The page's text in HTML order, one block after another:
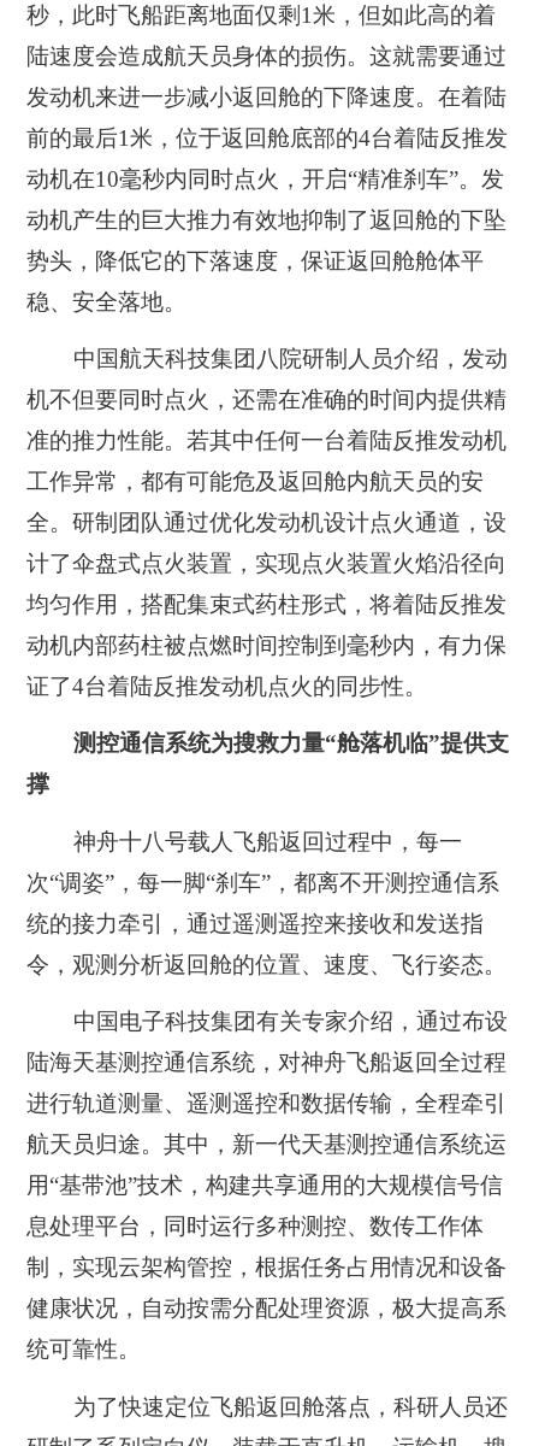
秒，此时飞船距离地面仅剩1米，但如此高的着
陆速度会造成航天员身体的损伤。这就需要通过
发动机来进一步减小返回舱的下降速度。在着陆
前的最后1米，位于返回舱底部的4台着陆反推发
动机在10毫秒内同时点火，开启“精准刹车”。发
动机产生的巨大推力有效地抑制了返回舱的下坠
势头，降低它的下落速度，保证返回舱舱体平
稳、安全落地。
中国航天科技集团八院研制人员介绍，发动
机不但要同时点火，还需在准确的时间内提供精
准的推力性能。若其中任何一台着陆反推发动机
工作异常，都有可能危及返回舱内航天员的安
全。研制团队通过优化发动机设计点火通道，设
计了伞盘式点火装置，实现点火装置火焰沿径向
均匀作用，搭配集束式药柱形式，将着陆反推发
动机内部药柱被点燃时间控制到毫秒内，有力保
证了4台着陆反推发动机点火的同步性。
测控通信系统为搜救力量“舱落机临”提供支
撑
神舟十八号载人飞船返回过程中，每一
次“调姿”，每一脚“刹车”，都离不开测控通信系
统的接力牵引，通过遥测遥控来接收和发送指
令，观测分析返回舱的位置、速度、飞行姿态。
中国电子科技集团有关专家介绍，通过布设
陆海天基测控通信系统，对神舟飞船返回全过程
进行轨道测量、遥测遥控和数据传输，全程牵引
航天员归途。其中，新一代天基测控通信系统运
用“基带池”技术，构建共享通用的大规模信号信
息处理平台，同时运行多种测控、数传工作体
制，实现云架构管控，根据任务占用情况和设备
健康状况，自动按需分配处理资源，极大提高系
统可靠性。
为了快速定位飞船返回舱落点，科研人员还